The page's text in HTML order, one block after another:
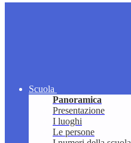
Scuola
Panoramica
Presentazione
I luoghi
Le persone